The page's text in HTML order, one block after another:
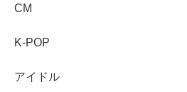
食べる量の数字よりも、ギャ
バレエ経験は姿勢や所作に表
CM
K-POP
アイドル